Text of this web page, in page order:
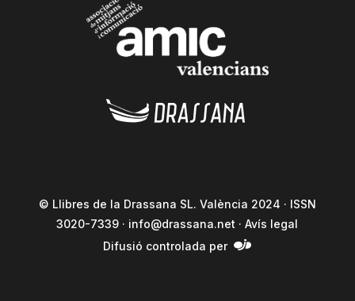
© Llibres de la Drassana SL. València 2024 · ISSN
3020-7339 · info@drassana.net ·Avís legal
Difusió controlada per